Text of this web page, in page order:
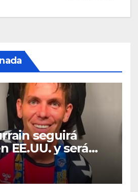
seguirá
EE.UU. y será
una prisión de